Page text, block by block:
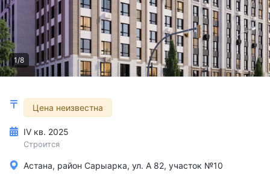
1/8
Цена неизвестна
IV кв. 2025
Строится
Астана, район Сарыарка, ул. А 82, участок №10